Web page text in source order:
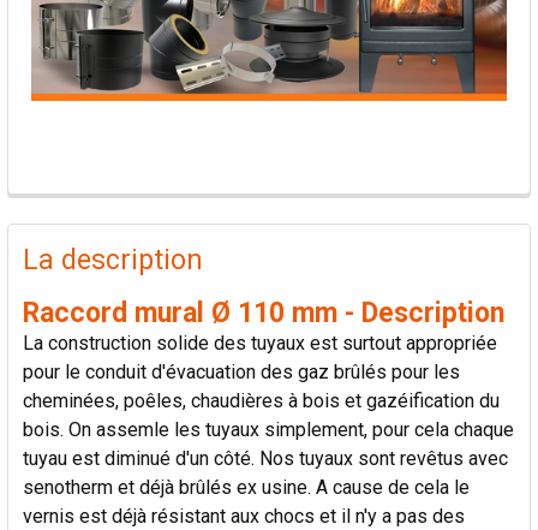
PRODUITS
FRÉQUEMMENT
ACHETÉS
TOUT
SÉLECTIONNER
AJOUTER
LA
SÉLECTION
AU PANIER
La description
Raccord mural Ø 110 mm - Description
La construction solide des tuyaux est surtout appropriée
pour le conduit d'évacuation des gaz brûlés pour les
cheminées, poêles, chaudières à bois et gazéification du
bois. On assemle les tuyaux simplement, pour cela chaque
tuyau est diminué d'un côté. Nos tuyaux sont revêtus avec
senotherm et déjà brûlés ex usine. A cause de cela le
vernis est déjà résistant aux chocs et il n'y a pas des